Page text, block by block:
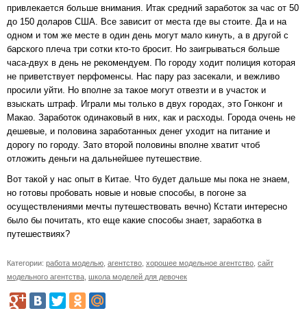
привлекается больше внимания. Итак средний заработок за час от 50
до 150 доларов США. Все зависит от места где вы стоите. Да и на
одном и том же месте в один день могут мало кинуть, а в другой с
барского плеча три сотки кто-то бросит. Но заигрываться больше
часа-двух в день не рекомендуем. По городу ходит полиция которая
не приветствует перфоменсы. Нас пару раз засекали, и вежливо
просили уйти. Но вполне за такое могут отвезти и в участок и
взыскать штраф. Играли мы только в двух городах, это Гонконг и
Макао. Заработок одинаковый в них, как и расходы. Города очень не
дешевые, и половина заработанных денег уходит на питание и
дорогу по городу. Зато второй половины вполне хватит чтоб
отложить деньги на дальнейшее путешествие.
Вот такой у нас опыт в Китае. Что будет дальше мы пока не знаем,
но готовы пробовать новые и новые способы, в погоне за
осуществлениями мечты путешествовать вечно) Кстати интересно
было бы почитать, кто еще какие способы знает, заработка в
путешествиях?
Категории: работа моделью агентство хорошее модельное агентство сайт
модельного агентства школа моделей для девочек